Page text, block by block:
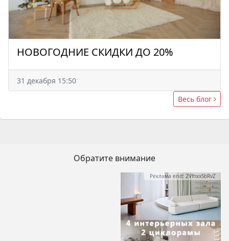
НОВОГОДНИЕ СКИДКИ ДО 20%
31 декабря 15:50
Весь блог
Обратите внимание
Реклама erid: 2VfnxxSbRvZ